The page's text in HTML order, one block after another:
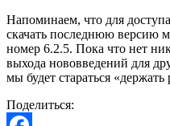
Напоминаем, что для
скачать последнюю версию
номер 6.2.5. Пока что нет
выхода нововведений для
мы будет стараться «держать
Поделиться: